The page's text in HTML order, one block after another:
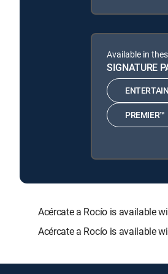
Available in
SIGNATURE
PREMIER™
Acércate a Rocío is available
Acércate a Rocío is available